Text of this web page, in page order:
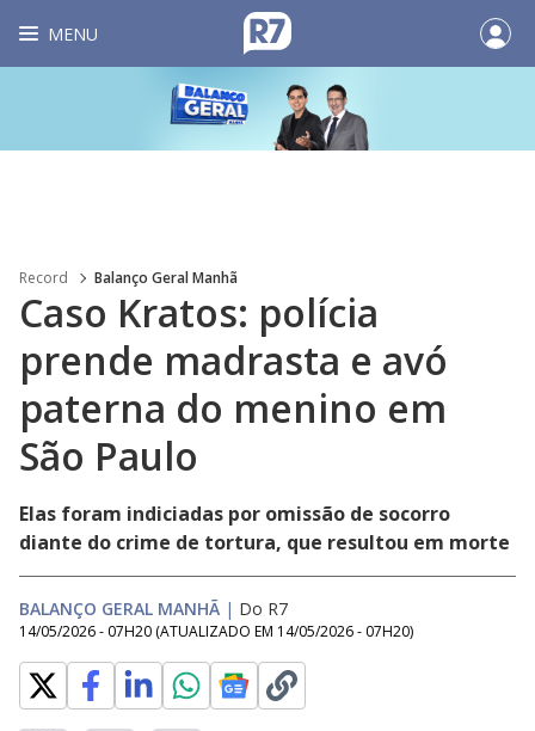
MENU
Record Balanço Geral Manhã
Caso Kratos: polícia
prende madrasta e avó
paterna do menino em
São Paulo
Elas foram indiciadas por omissão de socorro
diante do crime de tortura, que resultou em morte
BALANÇO GERAL MANHÃ | Do R7
14/05/2026 - 07H20 (ATUALIZADO EM 14/05/2026 - 07H20)